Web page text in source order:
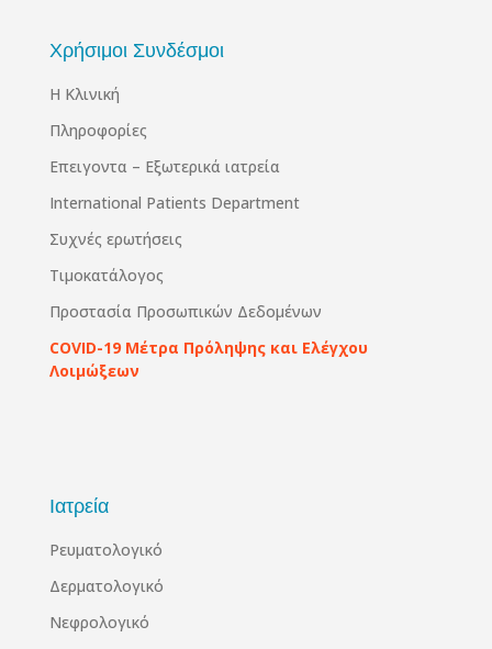
Χρήσιμοι Συνδέσμοι
Η Κλινική
Πληροφορίες
Επειγοντα – Εξωτερικά ιατρεία
International Patients Department
Συχνές ερωτήσεις
Τιμοκατάλογος
Προστασία Προσωπικών Δεδομένων
COVID-19 Μέτρα Πρόληψης και Ελέγχου
Λοιμώξεων
Ιατρεία
Ρευματολογικό
Δερματολογικό
Νεφρολογικό